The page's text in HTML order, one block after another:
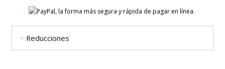
Reducciones